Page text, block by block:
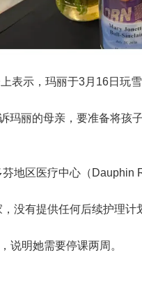
表示，玛丽于3月16日玩
玛丽的母亲，要准备将孩
地区医疗中心（Dauphin
没有提供任何后续护理计
说明她需要停课两周。